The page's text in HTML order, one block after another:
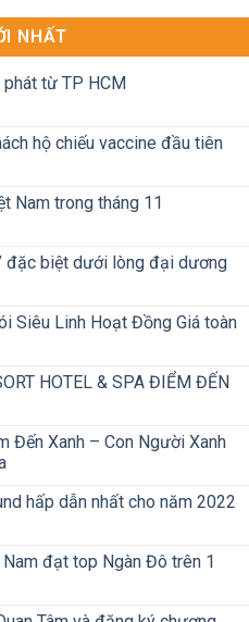
NHẤT
từ TP HCM
hộ chiếu vaccine đầu tiên
Nam trong tháng 11
đặc biệt dưới lòng đại dương
Siêu Linh Hoạt Đồng Giá toàn
HOTEL & SPA ĐIỂM ĐẾN
Đến Xanh – Con Người Xanh
hấp dẫn nhất cho năm 2022
đạt top Ngàn Đô trên 1